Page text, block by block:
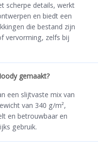
scherpe details, werkt
en biedt een
die bestand zijn
vervorming, zelfs bij
gemaakt?
een slijtvaste mix van
van 340 g/m²,
en betrouwbaar en
gebruik.